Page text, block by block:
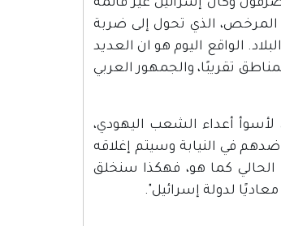
وكأن إسرائيل غير قائمة
المرخص، الذي تحول إلى ضربة
الواقع اليوم هو ان العديد
تقريبًا، والجمهور العربي
أعداء الشعب اليهودي،
في النيابة وسيتم إغلاقه
كما هو، فهكذا سنخلق
لدولة إسرائيل".